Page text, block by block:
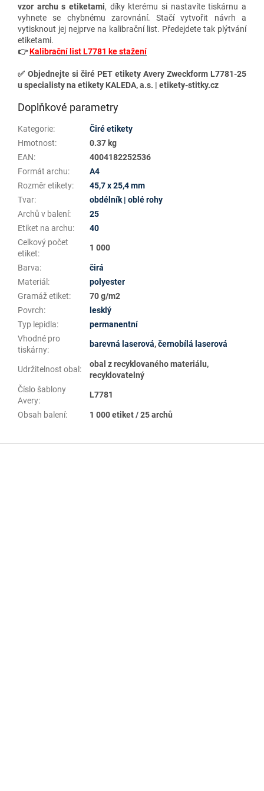
vzor archu s etiketami, díky kterému si nastavíte tiskárnu a
vyhnete se chybnému zarovnání. Stačí vytvořit návrh a
vytisknout jej nejprve na kalibrační list. Předejdete tak plýtvání
etiketami.
👉Kalibrační list L7781 ke stažení
✅ Objednejte si čiré PET etikety Avery Zweckform L7781-25
u specialisty na etikety KALEDA, a.s. | etikety-stitky.cz
Doplňkové parametry
Kategorie:
Čiré etikety
Hmotnost:
0.37 kg
EAN:
4004182252536
Formát archu:
A4
Rozměr etikety:
45,7 x 25,4 mm
Tvar:
obdélník | oblé rohy
Archů v balení:
25
Etiket na archu:
40
Celkový počet
etiket:
1 000
Barva:
čirá
Materiál :
polyester
Gramáž etiket:
70 g/m2
Povrch:
lesklý
Typ lepidla:
permanentní
Vhodné pro
tiskárny:
barevná laserová,černobílá laserová
Udržitelnost obal :
obal z recyklovaného materiálu,
recyklovatelný
Číslo šablony
Avery:
L7781
Obsah balení: 1 000 etiket / 25 archů